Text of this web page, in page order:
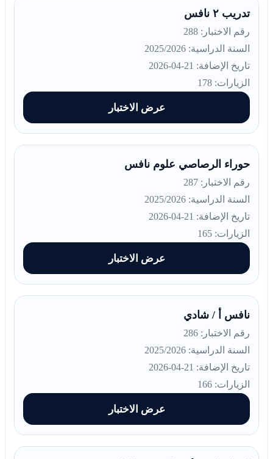
تدريب ٢ نافس
رقم الاختبار: 288
السنة الدراسية: 2025/2026
تاريخ الإضافة: 21-04-2026
الزيارات: 178
عرض الاختبار
حوراء الرصاصي علوم نافس
رقم الاختبار: 287
السنة الدراسية: 2025/2026
تاريخ الإضافة: 21-04-2026
الزيارات: 165
عرض الاختبار
نافس أ / شادي
رقم الاختبار: 286
السنة الدراسية: 2025/2026
تاريخ الإضافة: 21-04-2026
الزيارات: 166
عرض الاختبار